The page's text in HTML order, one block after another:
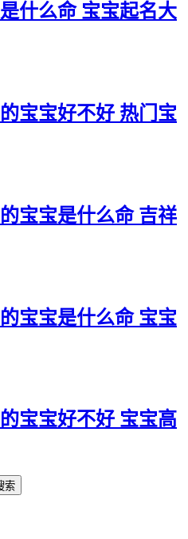
什么命 宝宝起名大
宝宝好不好 热门宝
宝宝是什么命 吉祥
宝宝是什么命 宝宝
宝宝好不好 宝宝高
索